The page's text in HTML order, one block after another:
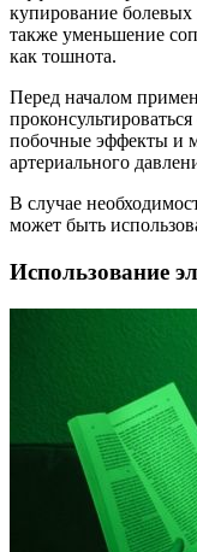
купирование болевых
также уменьшение
как тошнота.
Перед началом
побочные эффекты и
артериального
В случае
может быть
Использование